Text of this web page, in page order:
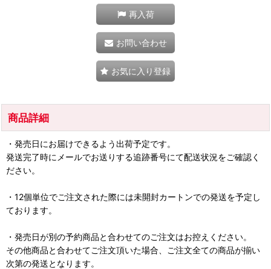
再入荷
お問い合わせ
お気に入り登録
商品詳細
・発売日にお届けできるよう出荷予定です。
発送完了時にメールでお送りする追跡番号にて配送状況をご確認く
ださい。
・12個単位でご注文された際には未開封カートンでの発送を予定し
ております。
・発売日が別の予約商品と合わせてのご注文はお控えください。
その他商品と合わせてご注文頂いた場合、ご注文全ての商品が揃い
次第の発送となります。